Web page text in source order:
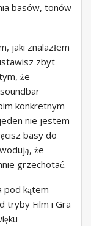
basów, tonów
jaki znalazłem
zbyt
że
konkretnym
nie jestem
basy do
że
grzechotać.
pod kątem
tryby Film i Gra